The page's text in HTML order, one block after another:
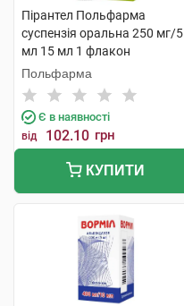
Пірантел Польфарма
суспензія оральна 250 мг/5
мл 15 мл 1 флакон
Польфарма
Є в наявності
від 102.10 грн
КУПИТИ